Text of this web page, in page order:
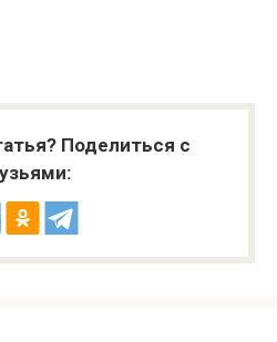
Поделиться с